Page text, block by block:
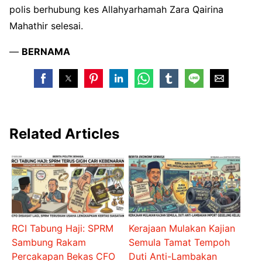
polis berhubung kes Allahyarhamah Zara Qairina
Mahathir selesai.
— BERNAMA
Related Articles
RCI Tabung Haji: SPRM
Sambung Rakam
Percakapan Bekas CFO
Kerajaan Mulakan Kajian
Semula Tamat Tempoh
Duti Anti-Lambakan